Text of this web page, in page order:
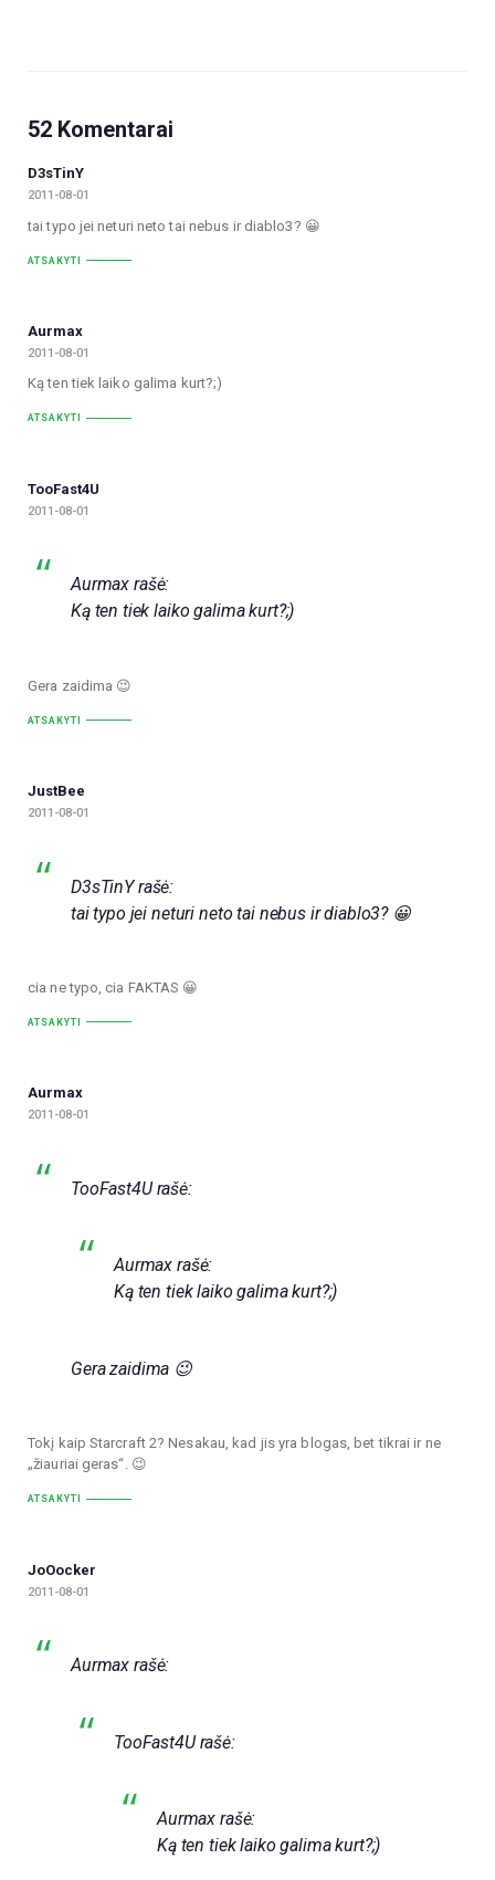
52 Komentarai
D3sTinY
2011-08-01
tai typo jei neturi neto tai nebus ir diablo3? 😀
ATSAKYTI
Aurmax
2011-08-01
Ką ten tiek laiko galima kurt?;)
ATSAKYTI
TooFast4U
2011-08-01
Aurmax rašė:
Ką ten tiek laiko galima kurt?;)
Gera zaidima 😉
ATSAKYTI
JustBee
2011-08-01
D3sTinY rašė:
tai typo jei neturi neto tai nebus ir diablo3? 😀
cia ne typo, cia FAKTAS 😀
ATSAKYTI
Aurmax
2011-08-01
TooFast4U rašė:
Aurmax rašė:
Ką ten tiek laiko galima kurt?;)
Gera zaidima 😉
Tokį kaip Starcraft 2? Nesakau, kad jis yra blogas, bet tikrai ir ne
„žiauriai geras“. 😉
ATSAKYTI
JoOocker
2011-08-01
Aurmax rašė:
TooFast4U rašė:
Aurmax rašė:
Ką ten tiek laiko galima kurt?;)